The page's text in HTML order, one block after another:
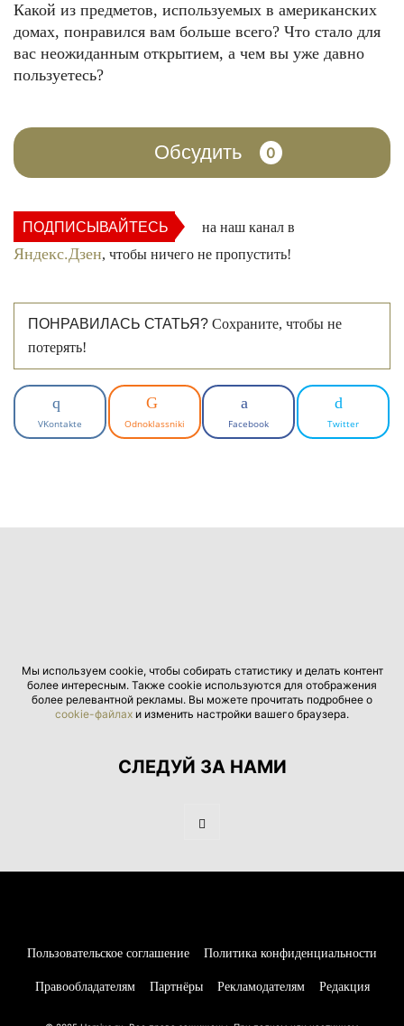
Какой из предметов, используемых в американских
домах, понравился вам больше всего? Что стало для
вас неожиданным открытием, а чем вы уже давно
пользуетесь?
Обсудить 0
ПОДПИСЫВАЙТЕСЬ на наш канал в
Яндекс.Дзен, чтобы ничего не пропустить!
ПОНРАВИЛАСЬ СТАТЬЯ? Сохраните, чтобы не
потерять!
VKontakte Odnoklassniki Facebook Twitter
Мы используем cookie, чтобы собирать статистику и делать контент
более интересным. Также cookie используются для отображения
более релевантной рекламы. Вы можете прочитать подробнее о
cookie-файлах и изменить настройки вашего браузера.
СЛЕДУЙ ЗА НАМИ
Пользовательское соглашение Политика конфиденциальности
Правообладателям Партнёры Рекламодателям Редакция